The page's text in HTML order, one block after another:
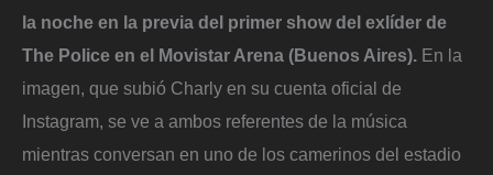
la noche en la previa del primer show del exlíder de
The Police en el Movistar Arena (Buenos Aires). En la
imagen, que subió Charly en su cuenta oficial de
Instagram, se ve a ambos referentes de la música
mientras conversan en uno de los camerinos del estadio